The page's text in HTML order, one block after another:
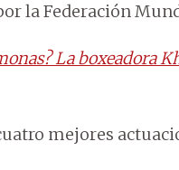
la Federación
La boxeadora
mejores